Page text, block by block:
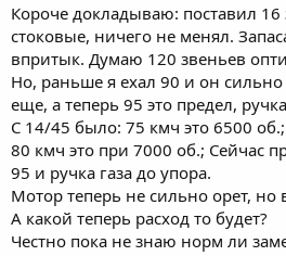
Короче докладываю: поставил 16
стоковые, ничего не менял.
впритык. Думаю 120 звеньев
Но, раньше я ехал 90 и он сильно
еще, а теперь 95 это предел,
С 14/45 было: 75 кмч это 6500 об.;
80 кмч это при 7000 об.; Сейчас
95 и ручка газа до упора.
Мотор теперь не сильно орет, но
А какой теперь расход то будет?
Честно пока не знаю норм ли